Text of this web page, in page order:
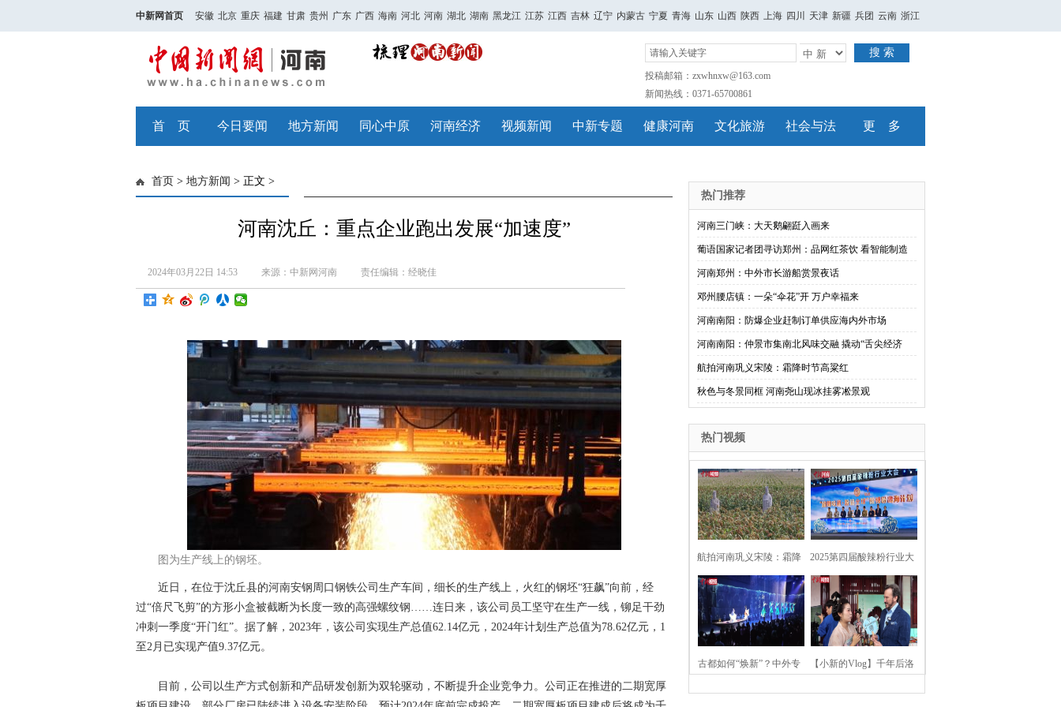
中新网首页 安徽 北京 重庆 福建 甘肃 贵州 广东 广西 海南 河北 河南 湖北 湖南 黑龙江 江苏 江西 吉林 辽宁 内蒙古 宁夏 青海 山东 山西 陕西 上海 四川 天津 新疆 兵团 云南 浙江
搜 索
投稿邮箱：zxwhnxw@163.com
新闻热线：0371-65700861
首 页 今日要闻 地方新闻 同心中原 河南经济 视频新闻 中新专题 健康河南 文化旅游 社会与法 更 多
首页 > 地方新闻 > 正文 >
河南沈丘：重点企业跑出发展“加速度”
2024年03月22日 14:53 来源：中新网河南 责任编辑：经晓佳
图为生产线上的钢坯。
近日，在位于沈丘县的河南安钢周口钢铁公司生产车间，细长的生产线上，火红的钢坯“狂飙”向前，经
过“倍尺飞剪”的方形小盒被截断为长度一致的高强螺纹钢……连日来，该公司员工坚守在生产一线，铆足干劲
冲刺一季度“开门红”。据了解，2023年，该公司实现生产总值62.14亿元，2024年计划生产总值为78.62亿元，1
至2月已实现产值9.37亿元。
目前，公司以生产方式创新和产品研发创新为双轮驱动，不断提升企业竞争力。公司正在推进的二期宽厚
热门推荐
河南三门峡：大天鹅翩跹入画来
葡语国家记者团寻访郑州：品网红茶饮 看智能制造
河南郑州：中外市长游船赏景夜话
邓州腰店镇：一朵“伞花”开 万户幸福来
河南南阳：防爆企业赶制订单供应海内外市场
河南南阳：仲景市集南北风味交融 撬动“舌尖经济
航拍河南巩义宋陵：霜降时节高粱红
秋色与冬景同框 河南尧山现冰挂雾凇景观
热门视频
航拍河南巩义宋陵：霜降
时节高粱红
2025第四届酸辣粉行业大
会在河南开封举行
古都如何“焕新”？中外专 【小新的Vlog】千年后洛